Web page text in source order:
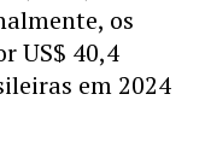
os
US$ 40,4
em 2024